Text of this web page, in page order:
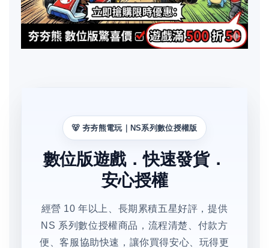
🐻 夯夯熊電玩｜NS系列數位授權版
數位版遊戲．快速發貨．
安心授權
經營 10 年以上、長期累積五星好評，提供
NS 系列數位授權商品，流程清楚、付款方
便、客服協助快速，讓你買得安心、玩得更